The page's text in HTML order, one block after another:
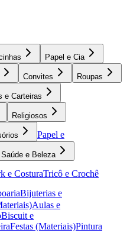
Papel e Cia
Convites Roupas
e Carteiras
Religiosos
Papel e
Saúde e Beleza
e CosturaTricô e Crochê
Bijuterias e
Aulas e
Biscuit e
Festas (Materiais)Pintura